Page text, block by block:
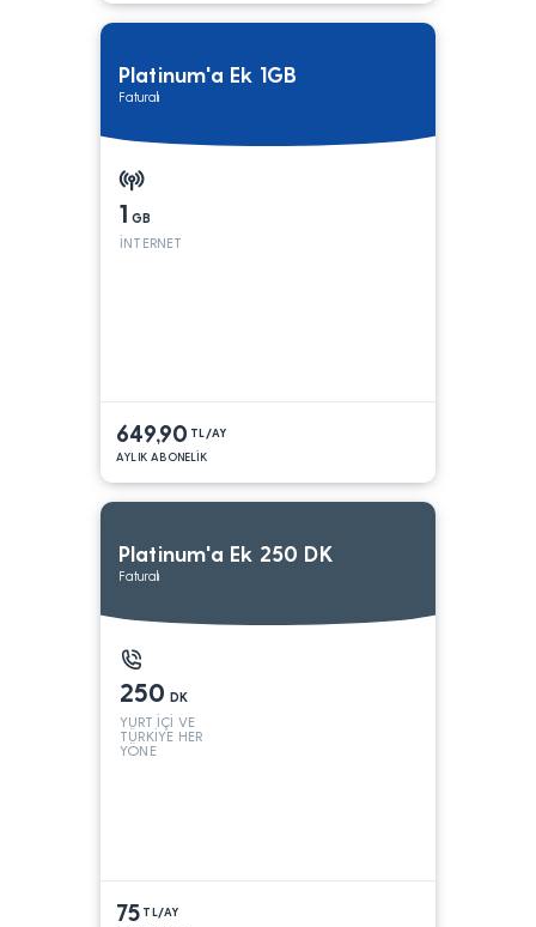
Platinum'a Ek 1GB
Faturalı
1 GB
İNTERNET
649,90 TL/AY
AYLIK ABONELİK
Platinum'a Ek 250 DK
Faturalı
250 DK
YURT İÇİ VE
TÜRKİYE HER
YÖNE
75 TL/AY